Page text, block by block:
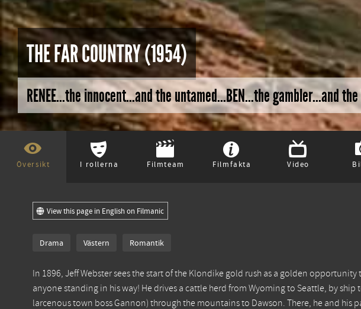
THE FAR COUNTRY (1954)
RENEE...the innocent...and the untamed...BEN...the gambler...and
Översikt I rollerna Filmteam Filmfakta Video
View this page in English on Filmanic
Drama Västern Romantik
In 1896, Jeff Webster sees the start of the Klondike gold rush as a golden
anyone standing in his way! He drives a cattle herd from Wyoming to Seattle, by ship
larcenous town boss Gannon) through the mountains to Dawson. There, he and his